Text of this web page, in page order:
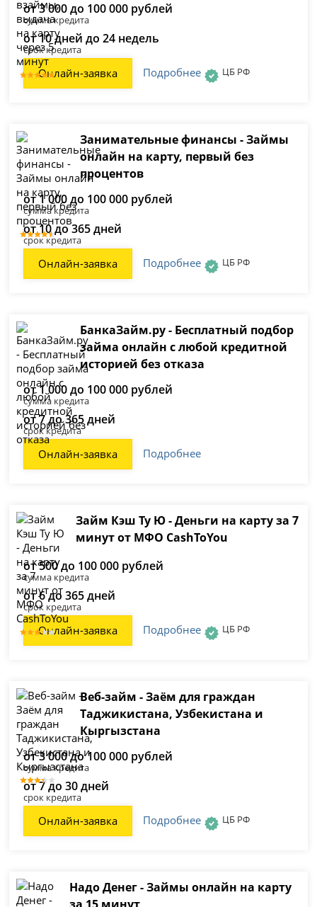
от 3 000 до 100 000 рублей
сумма кредита
от 10 дней до 24 недель
срок кредита
Онлайн-заявка Подробнее ЦБ РФ
Занимательные финансы - Займы
онлайн на карту, первый без
процентов
от 1 000 до 100 000 рублей
сумма кредита
от 10 до 365 дней
срок кредита
Онлайн-заявка Подробнее ЦБ РФ
БанкаЗайм.ру - Бесплатный подбор
займа онлайн с любой кредитной
историей без отказа
от 1 000 до 100 000 рублей
сумма кредита
от 7 до 365 дней
срок кредита
Онлайн-заявка Подробнее
Займ Кэш Ту Ю - Деньги на карту за 7
минут от МФО CashToYou
от 500 до 100 000 рублей
сумма кредита
от 6 до 365 дней
срок кредита
Онлайн-заявка Подробнее ЦБ РФ
Веб-займ - Заём для граждан
Таджикистана, Узбекистана и
Кыргызстана
от 3 000 до 100 000 рублей
сумма кредита
от 7 до 30 дней
срок кредита
Онлайн-заявка Подробнее ЦБ РФ
Надо Денег - Займы онлайн на карту